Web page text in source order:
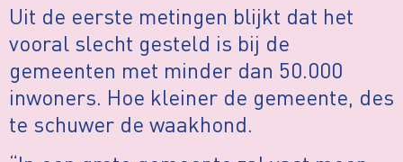
Uit de eerste metingen blijkt dat het
vooral slecht gesteld is bij de
gemeenten met minder dan 50.000
inwoners. Hoe kleiner de gemeente, des
te schuwer de waakhond.